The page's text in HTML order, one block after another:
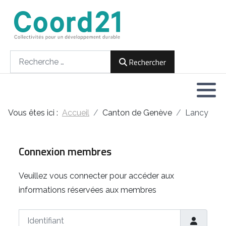
Rechercher
Vous êtes ici : Accueil Canton de Genève Lancy
Connexion membres
Veuillez vous connecter pour accéder aux
informations réservées aux membres
Identifiant
Développement durable et Agenda 21
Implémentation locale de l'Agenda
2021
2022
2024
Lettres d'informations
Rencontres thématiques
Documents